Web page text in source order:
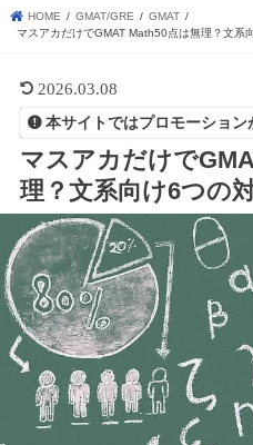
HOME GMAT/GRE
GMAT
マスアカだけでGMAT Math50点は無理？文系
2026.03.08
本サイトではプロモーション
マスアカだけで
理？文系向け6つの